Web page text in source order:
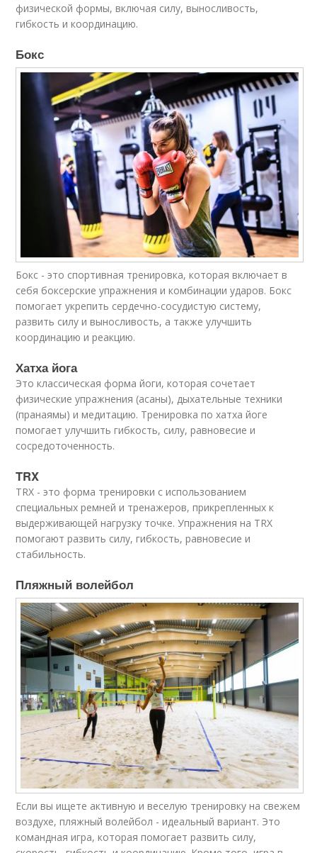
физической формы, включая силу, выносливость,
гибкость и координацию.
Бокс
Бокс - это спортивная тренировка, которая включает в
себя боксерские упражнения и комбинации ударов. Бокс
помогает укрепить сердечно-сосудистую систему,
развить силу и выносливость, а также улучшить
координацию и реакцию.
Хатха йога
Это классическая форма йоги, которая сочетает
физические упражнения (асаны), дыхательные техники
(пранаямы) и медитацию. Тренировка по хатха йоге
помогает улучшить гибкость, силу, равновесие и
сосредоточенность.
TRX
TRX - это форма тренировки с использованием
специальных ремней и тренажеров, прикрепленных к
выдерживающей нагрузку точке. Упражнения на TRX
помогают развить силу, гибкость, равновесие и
стабильность.
Пляжный волейбол
Если вы ищете активную и веселую тренировку на свежем
воздухе, пляжный волейбол - идеальный вариант. Это
командная игра, которая помогает развить силу,